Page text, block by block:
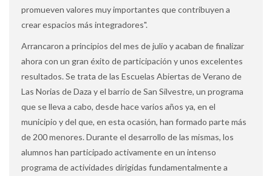
promueven valores muy importantes que contribuyen a
crear espacios más integradores".
Arrancaron a principios del mes de julio y acaban de finalizar
ahora con un gran éxito de participación y unos excelentes
resultados. Se trata de las Escuelas Abiertas de Verano de
Las Norias de Daza y el barrio de San Silvestre, un programa
que se lleva a cabo, desde hace varios años ya, en el
municipio y del que, en esta ocasión, han formado parte más
de 200 menores. Durante el desarrollo de las mismas, los
alumnos han participado activamente en un intenso
programa de actividades dirigidas fundamentalmente a